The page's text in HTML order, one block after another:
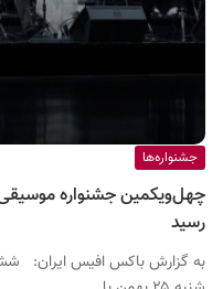
جشنواره‌ها
رسید
به گزارش باکس افیس ایران: